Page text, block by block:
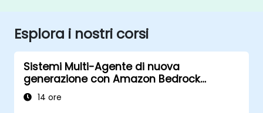
Esplora i nostri corsi
Sistemi Multi-Agente di nuova
generazione con Amazon Bedrock
AgentCore
14 ore